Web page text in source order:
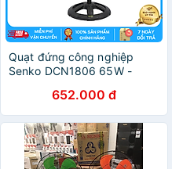
Quạt đứng công nghiệp
Senko DCN1806 65W -
652.000 đ